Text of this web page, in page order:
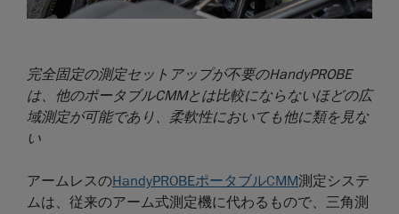
完全固定の測定セットアップが不要のHandyPROBE
は、他のポータブルCMMとは比較にならないほどの広
域測定が可能であり、柔軟性においても他に類を見な
い
アームレスのHandyPROBEポータブルCMM測定システ
ムは、従来のアーム式測定機に代わるもので、三角測